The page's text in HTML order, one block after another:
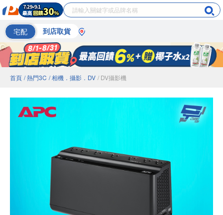
宅配 到店取貨
首頁 / 熱門3C / 相機．攝影．DV / DV攝影機